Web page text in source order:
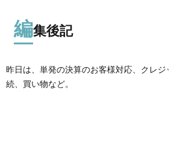
編集後記
昨日は、単発の決算のお客様対応、クレ
続、買い物など。